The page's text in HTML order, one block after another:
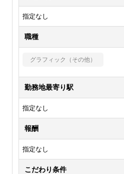
指定なし
職種
グラフィック（その他）
勤務地最寄り駅
指定なし
報酬
指定なし
こだわり条件